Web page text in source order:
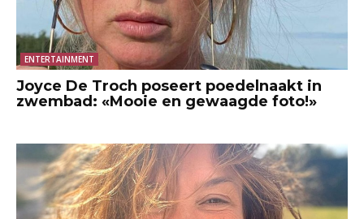
ENTERTAINMENT
Joyce De Troch poseert poedelnaakt in
zwembad: «Mooie en gewaagde foto!»